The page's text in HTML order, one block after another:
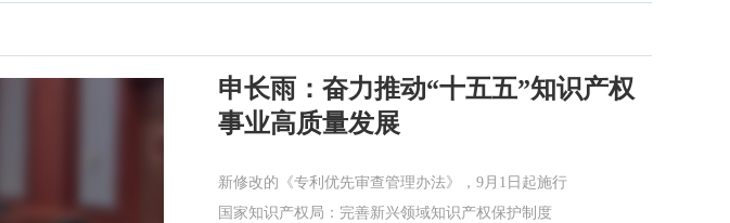
申长雨：奋力推动“十五五”知识产权
事业高质量发展
新修改的《专利优先审查管理办法》，9月1日起施行
国家知识产权局：完善新兴领域知识产权保护制度